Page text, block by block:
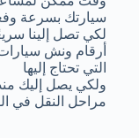
سيارتك بسرعة
لكي تصل إلينا
أرقام ونش
التي تحتاج إليها
ولكي يصل إليك
مراحل النقل في